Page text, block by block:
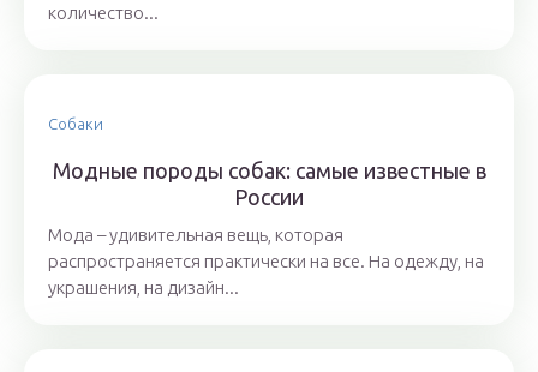
количество...
Собаки
Модные породы собак: самые известные в
России
Мода – удивительная вещь, которая
распространяется практически на все. На одежду, на
украшения, на дизайн...